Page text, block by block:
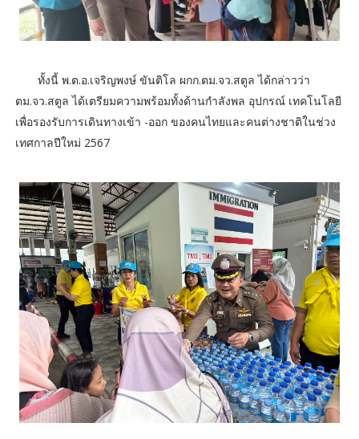
ทั้งนี้ พ.ต.อ.เจริญพงษ์ ขันติโล ผกก.ตม.จว.สตูล ได้กล่าวว่า
ตม.จว.สตูล ได้เตรียมความพร้อมทั้งด้านกำลังพล อุปกรณ์ เทคโนโลยี
เพื่อรองรับการเดินทางเข้า -ออก ของคนไทยและคนต่างชาติในช่วง
เทศกาลปีใหม่ 2567